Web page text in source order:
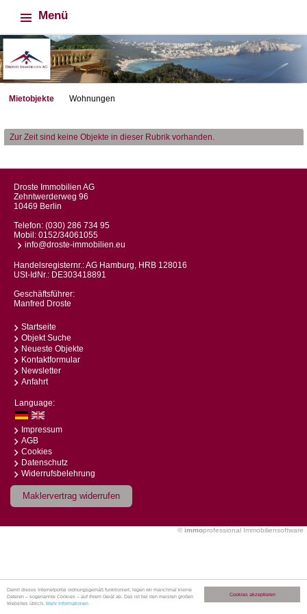
Cookies akzeptieren
Damit dieses Internetportal ordnungsgemäß funktioniert, legen wir manchmal kleine
Dateien – sogenannte Cookies – auf Ihrem Gerät ab. Das ist bei den meisten großen
Websites üblich. Mehr Informationen
Menü
Mietobjekte Wohnungen
Zur Zeit sind keine Objekte in dieser Rubrik vorhanden.
Droste Immobilien AG
Zehntwerderweg 96
10469 Berlin
Telefon: (030) 286 734 95
Mobil: 0152/34061055
info@droste-immobilien.eu
Handelsregisternr.: AG Hamburg, HRB 128016
USt-IdNr.: DE303418891
Geschäftsführer:
Manfred Droste
Startseite
Objekt Suche
Neueste Objekte
Kontaktformular
Newsletter
Anfahrt
Language:
Impressum
AGB
Cookies
Datenschutz
Widerrufsbelehrung
Maklervertrag widerrufen
© immoprofessional Immobiliensoftware